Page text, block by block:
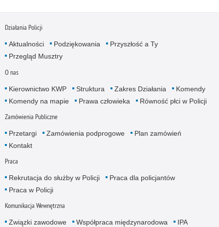
Działania Policji
Aktualności Podziękowania
Przyszłość a Ty
Przegląd Musztry
O nas
Kierownictwo KWP Struktura Zakres Działania
Komendy
Komendy na mapie
Prawa człowieka Równość płci w Policji
Zamówienia Publiczne
Przetargi Zamówienia podprogowe
Plan zamówień
Kontakt
Praca
Rekrutacja do służby w Policji
Praca dla policjantów
Praca w Policji
Komunikacja Wewnętrzna
Związki zawodowe Współpraca międzynarodowa
IPA